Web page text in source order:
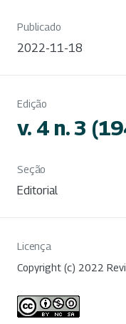
Publicado
2022-11-18
Edição
v. 4 n. 3
Seção
Editorial
Licença
Copyright (c) 2022